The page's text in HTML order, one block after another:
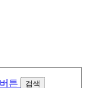
검색